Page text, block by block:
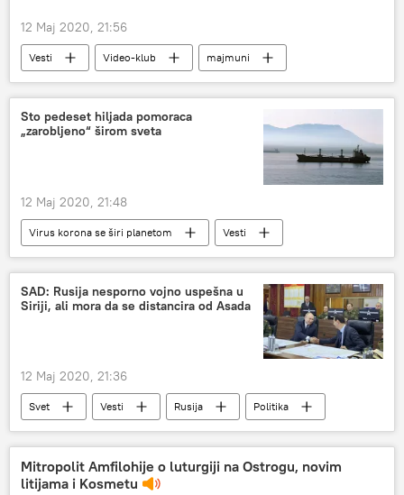
12 Maj 2020, 21:56
Vesti Video-klub
majmuni
tuča
Sto pedeset hiljada pomoraca
„zarobljeno“ širom sveta
12 Maj 2020, 21:48
Virus korona se širi planetom
Vesti
pomorci
SAD: Rusija nesporno vojno uspešna u
Siriji, ali mora da se distancira od Asada
12 Maj 2020, 21:36
Svet Vesti Rusija
Politika
Džejms Džefri
Bašar el Asad
Mitropolit Amfilohije o luturgiji na Ostrogu, novim
litijama i Kosmetu